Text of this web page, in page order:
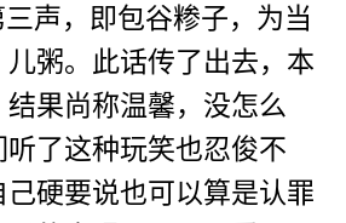
声，即包谷糁子，为当
粥。此话传了出去，本
果尚称温馨，没怎么
了这种玩笑也忍俊不
硬要说也可以算是认罪